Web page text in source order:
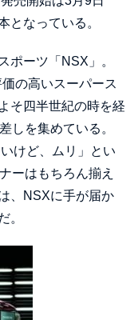
となっている。
ポーツ「NSX」。
の高いスーパース
そ四半世紀の時を経
しを集めている。
けど、ムリ」とい
ーはもちろん揃え
、NSXに手が届か
。